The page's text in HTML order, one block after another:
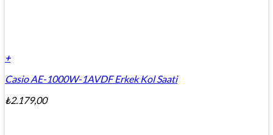
+
Casio AE-1000W-1AVDF Erkek Kol Saati
₺2.179,00